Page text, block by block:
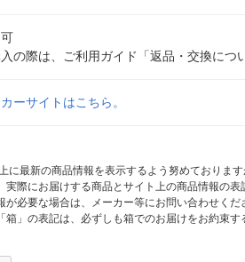
の際は、ご利用ガイド「返品・交換につ
ーサイトはこちら。
に最新の商品情報を表示するよう努めておりま
実際にお届けする商品とサイト上の商品情報の
必要な場合は、メーカー等にお問い合わせくだ
箱」の表記は、必ずしも箱でのお届けをお約束